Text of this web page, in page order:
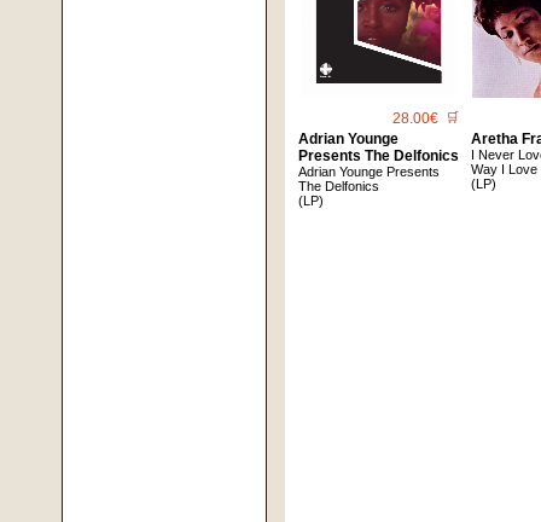
28.00€ 🛒
Adrian Younge
Presents The Delfonics
Adrian Younge Presents
The Delfonics
(LP)
Aretha
I Never
Way I Love
(LP)